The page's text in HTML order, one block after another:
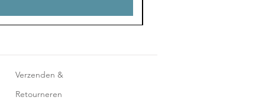
Verzenden &
Retourneren